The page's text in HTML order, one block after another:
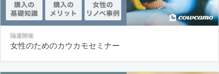
隔週開催
女性のためのカウカモセミナー